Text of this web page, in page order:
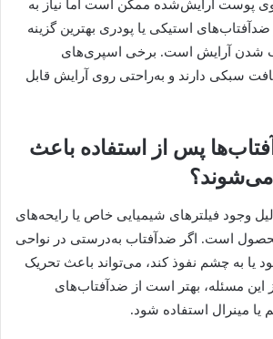
پوست آرایش‌شده ممکن است اما نیاز به
استیکی یا پودری بهترین گزینه
شدن آرایش است. برخی اسپری‌های
سبکی دارند و به‌راحتی روی آرایش قابل
پس از استفاده باعث
وجود فیلترهای شیمیایی خاص یا رایحه‌های
است. اگر ضدآفتاب به‌درستی در نواحی
یا به چشم نفوذ کند، می‌تواند باعث تحریک
این مسئله، بهتر است از ضدآفتاب‌های
مینرال استفاده شود.